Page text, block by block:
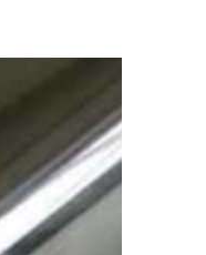
Flasche Rain-X